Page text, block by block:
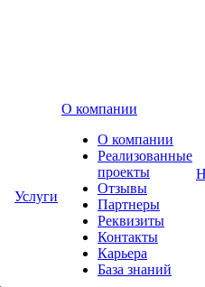
Услуги
О компании
О компании
Реализованные
проекты
Отзывы
Партнеры
Реквизиты
Контакты
Карьера
База знаний